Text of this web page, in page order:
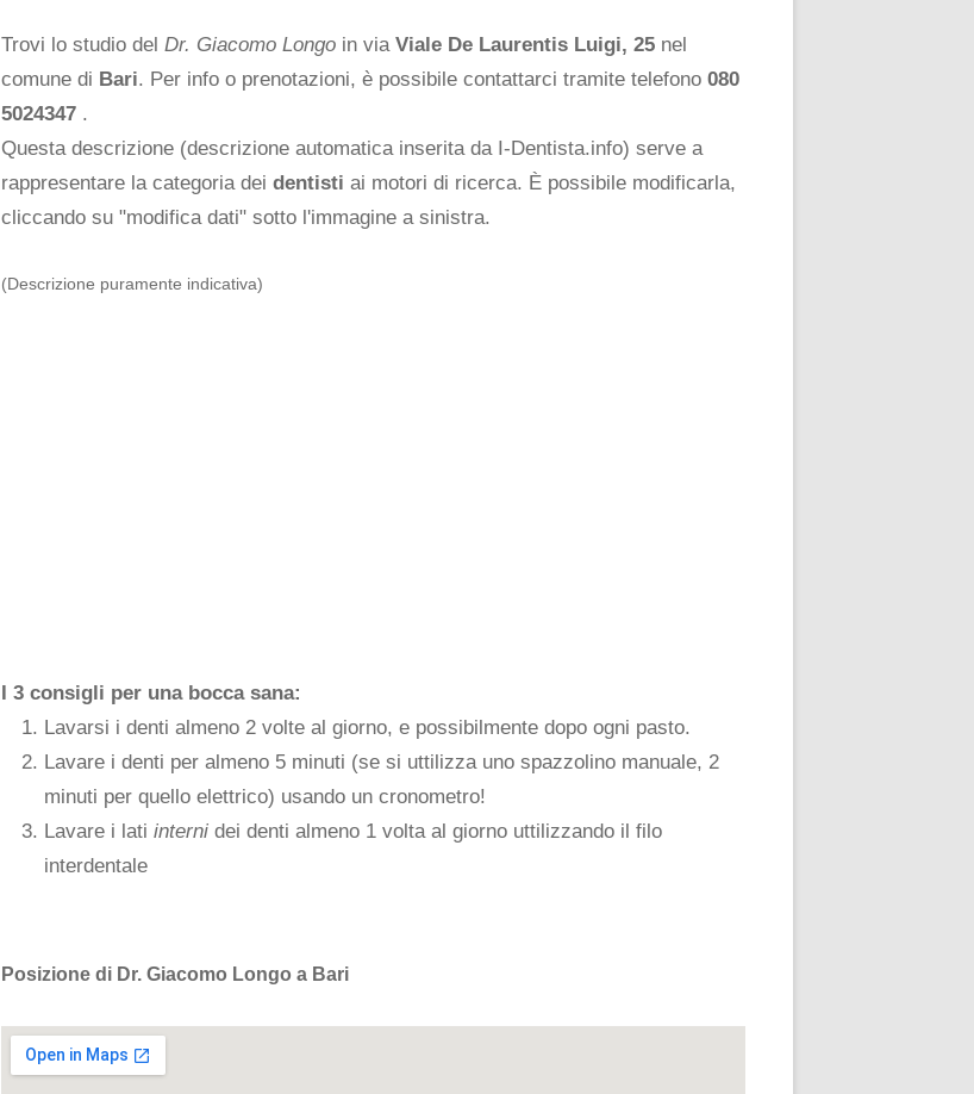
Trovi lo studio delDr. Giacomo Longo in viaViale De Laurentis Luigi, 25 nel
comune di Bari. Per info o prenotazioni, è possibile contattarci tramite telefono080
5024347 .
Questa descrizione (descrizione automatica inserita da I-Dentista.info) serve a
rappresentare la categoria deidentisti ai motori di ricerca. È possibile modificarla,
cliccando su "modifica dati" sotto l'immagine a sinistra.
(Descrizione puramente indicativa)
I 3 consigli per una bocca sana:
Lavarsi i denti almeno 2 volte al giorno, e possibilmente dopo ogni pasto.
Lavare i denti per almeno 5 minuti (se si uttilizza uno spazzolino manuale, 2
minuti per quello elettrico) usando un cronometro!
Lavare i latiinterni dei denti almeno 1 volta al giorno uttilizzando il filo
interdentale
Posizione di Dr. Giacomo Longo a Bari